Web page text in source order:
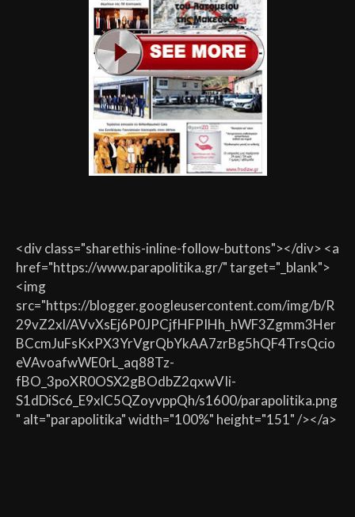
<div class="sharethis-inline-follow-buttons"></div> <a
href="https://www.parapolitika.gr/" target="_blank">
<img
src="https://blogger.googleusercontent.com/img/b/R
29vZ2xl/AVvXsEj6P0JPCjfHFPIHh_hWF3Zgmm3Her
BCcmJuFsKxPX3YrVgrQbYkAA7zrBg5hQF4TrsQcio
eVAvoafwWE0rL_aq88Tz-
fBO_3poXR0OSX2gBOdbZ2qxwVIi-
S1dDiSc6_E9xlC5QZoyvppQh/s1600/parapolitika.png
" alt="parapolitika" width="100%" height="151" /></a>